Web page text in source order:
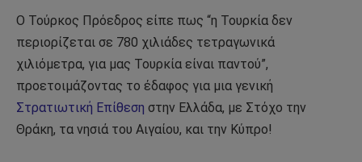
Ο Τούρκος Πρόεδρος είπε πως “η Τουρκία δεν
περιορίζεται σε 780 χιλιάδες τετραγωνικά
χιλιόμετρα, για μας Τουρκία είναι παντού”,
προετοιμάζοντας το έδαφος για μια γενική
Στρατιωτική Επίθεση στην Ελλάδα, με Στόχο την
Θράκη, τα νησιά του Αιγαίου, και την Κύπρο!